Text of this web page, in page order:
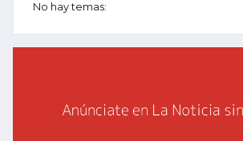
No hay temas: